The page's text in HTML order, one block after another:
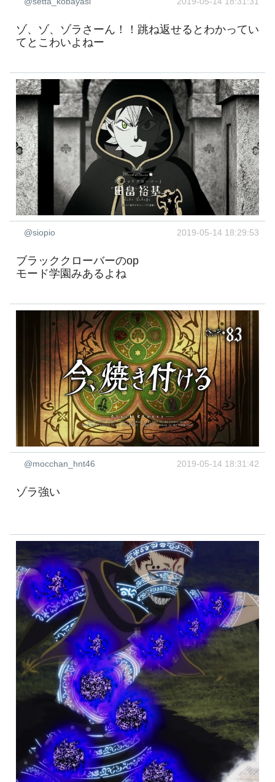
ゾ、ゾ、ゾラさーん！！跳ね返せるとわかってい
てとこわいよねー
@siopio 2019-05-14 18:29:53
ブラッククローバーのop
モード学園みあるよね
@mocchan_hnt46 2019-05-14 18:31:42
ゾラ強い